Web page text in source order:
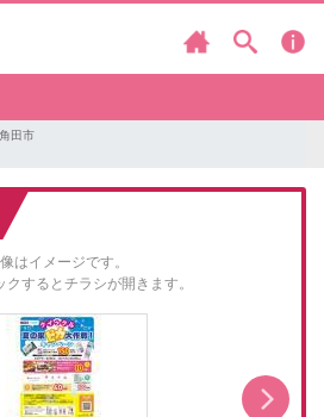
角田市
はイメージです。
するとチラシが開きます。